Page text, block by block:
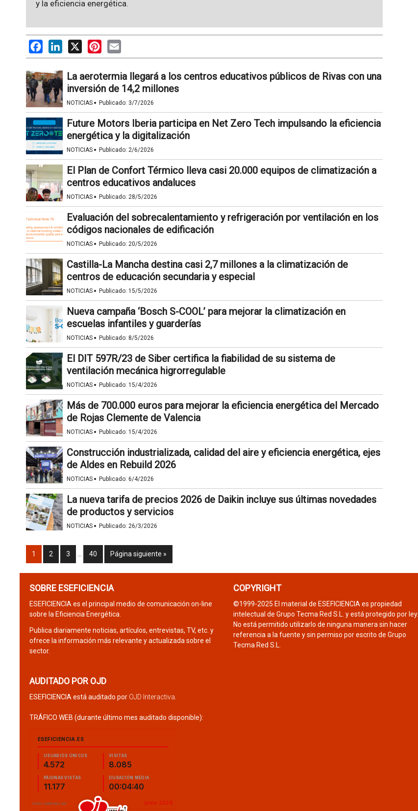
y la eficiencia energética.
FacebookLinkedIn
X PinterestEmail
La aerotermia llegará a los centros educativos públicos de Rivas con una
inversión de 14,2 millones
NOTICIAS · Publicado: 3/7/2026
Future Motors Iberia participa en Net Zero Tech impulsando la eficiencia
energética y la digitalización
NOTICIAS · Publicado: 2/6/2026
El Plan de Confort Térmico lleva casi 20.000 equipos de climatización a
centros educativos andaluces
NOTICIAS · Publicado: 28/5/2026
Evaluación del sobrecalentamiento y refrigeración por ventilación en los
códigos nacionales de edificación
NOTICIAS · Publicado: 20/5/2026
Castilla-La Mancha destina casi 2,7 millones a la climatización de
centros de educación secundaria y especial
NOTICIAS · Publicado: 15/5/2026
Nueva campaña ‘Bosch S-COOL’ para mejorar la climatización en
escuelas infantiles y guarderías
NOTICIAS · Publicado: 8/5/2026
El DIT 597R/23 de Siber certifica la fiabilidad de su sistema de
ventilación mecánica higrorregulable
NOTICIAS · Publicado: 15/4/2026
Más de 700.000 euros para mejorar la eficiencia energética del Mercado
de Rojas Clemente de Valencia
NOTICIAS · Publicado: 15/4/2026
Construcción industrializada, calidad del aire y eficiencia energética, ejes
de Aldes en Rebuild 2026
NOTICIAS · Publicado: 6/4/2026
La nueva tarifa de precios 2026 de Daikin incluye sus últimas novedades
de productos y servicios
NOTICIAS · Publicado: 26/3/2026
1 2 3 40 Página siguiente »
SOBRE ESEFICIENCIA
ESEFICIENCIA es el principal medio de comunicación on-line
sobre la Eficiencia Energética.
Publica diariamente noticias, artículos, entrevistas, TV, etc. y
ofrece la información más relevante y actualizada sobre el
sector.
AUDITADO POR OJD
ESEFICIENCIA está auditado por OJD Interactiva
TRÁFICO WEB (durante último mes auditado disponible):
COPYRIGHT
©1999-2025 El material de ESEFICIENCIA es propiedad
intelectual de Grupo Tecma Red S.L. y está protegido por ley.
No está permitido utilizarlo de ninguna manera sin hacer
referencia a la fuente y sin permiso por escrito de Grupo
Tecma Red S.L.